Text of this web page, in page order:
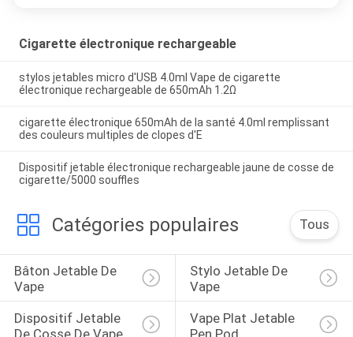
Cigarette électronique rechargeable
stylos jetables micro d'USB 4.0ml Vape de cigarette
électronique rechargeable de 650mAh 1.2Ω
cigarette électronique 650mAh de la santé 4.0ml remplissant
des couleurs multiples de clopes d'E
Dispositif jetable électronique rechargeable jaune de cosse de
cigarette/5000 souffles
Catégories populaires Tous
Bâton Jetable De
Vape
Stylo Jetable De
Vape
Dispositif Jetable
De Cosse De Vape
Vape Plat Jetable
Pen Pod